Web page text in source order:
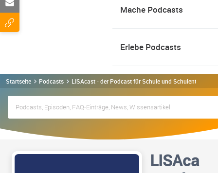
Mache Podcasts
Erlebe Podcasts
Startseite Podcasts LISAcast - der Podcast für Schule und
LISAca